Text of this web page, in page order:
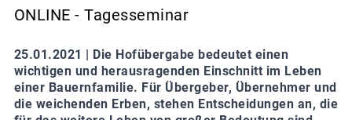
ONLINE - Tagesseminar
25.01.2021 | Die Hofübergabe bedeutet einen
wichtigen und herausragenden Einschnitt im Leben
einer Bauernfamilie. Für Übergeber, Übernehmer und
die weichenden Erben, stehen Entscheidungen an, die